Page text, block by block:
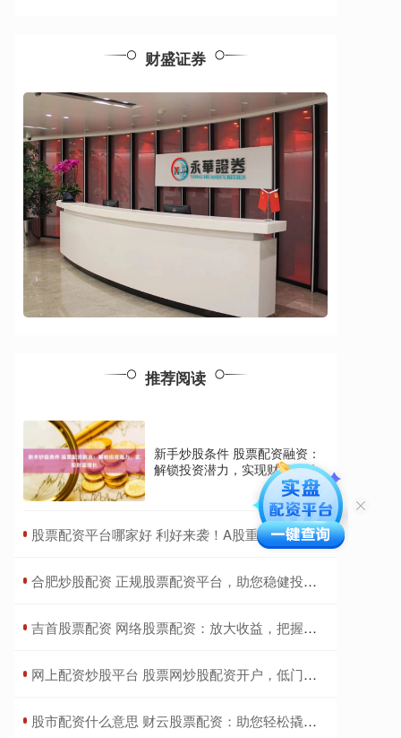
财盛证券
推荐阅读
新手炒股条件 股票配资融资：
解锁投资潜力，实现财富增长
​股票配资平台哪家好 利好来袭！A股重磅调整！富时中国A50指数纳入中远海控、中国中车
​合肥炒股配资 正规股票配资平台，助您稳健投资，财富增值
​吉首股票配资 网络股票配资：放大收益，把握财富先机
​网上配资炒股平台 股票网炒股配资开户，低门槛高收益，助您财富增值
​股市配资什么意思 财云股票配资：助您轻松撬动财富杠杆